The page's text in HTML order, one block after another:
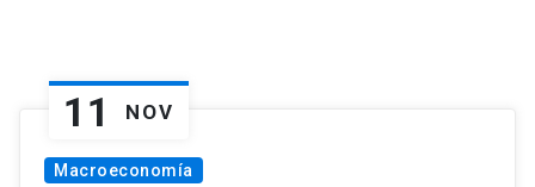
11 NOV
Macroeconomía